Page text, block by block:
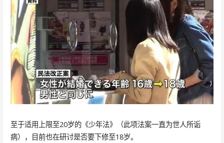
至于适用上限至20岁的《少年法》（此项法案一直为世人所诟
病），目前也在研讨是否要下修至18岁。